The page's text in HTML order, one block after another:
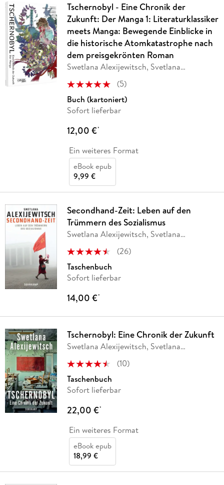
Tschernobyl - Eine Chronik der
Zukunft: Der Manga 1: Literaturklassiker
meets Manga: Bewegende Einblicke in
die historische Atomkatastrophe nach
dem preisgekrönten Roman
Swetlana Alexijewitsch, Svetlana
(5)
Buch (kartoniert)
Sofort lieferbar
12,00 €*
Ein weiteres Format
eBook epub
9,99 €
Secondhand-Zeit: Leben auf den
Trümmern des Sozialismus
Swetlana Alexijewitsch, Svetlana
(26)
Taschenbuch
Sofort lieferbar
14,00 €*
Tschernobyl: Eine Chronik der Zukunft
Swetlana Alexijewitsch, Svetlana
(10)
Taschenbuch
Sofort lieferbar
22,00 €*
Ein weiteres Format
eBook epub
18,99 €